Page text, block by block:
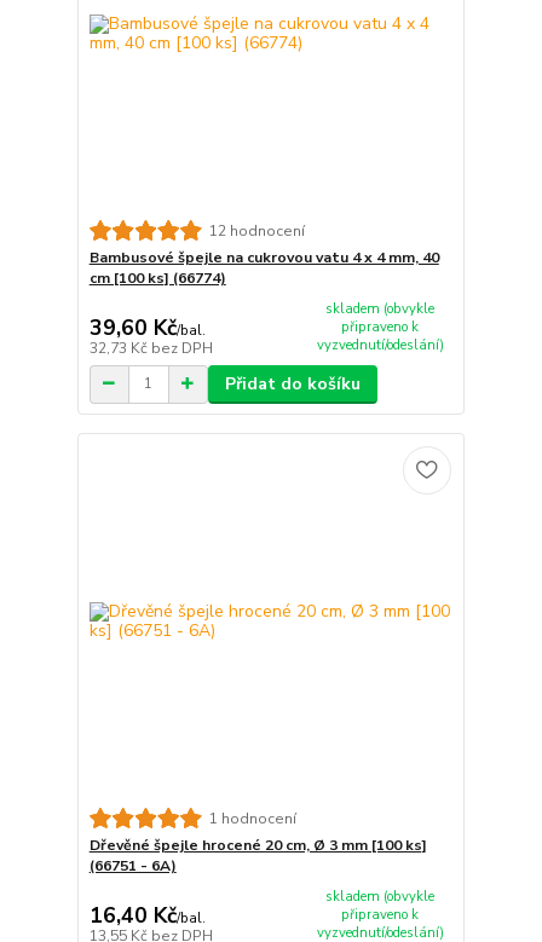
12 hodnocení
Bambusové špejle na cukrovou vatu 4 x 4 mm, 40
cm [100 ks] (66774)
39,60 Kč/bal.
32,73 Kč bez DPH
skladem (obvykle
připraveno k
vyzvednutí/odeslání)
Přidat do košíku
1 hodnocení
Dřevěné špejle hrocené 20 cm, Ø 3 mm [100 ks]
(66751 - 6A)
16,40 Kč/bal.
13,55 Kč bez DPH
skladem (obvykle
připraveno k
vyzvednutí/odeslání)